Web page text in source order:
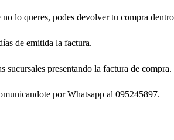
lo queres, podes devolver tu compra
de emitida la factura.
sucursales presentando la factura de compra.
por Whatsapp al 095245897.